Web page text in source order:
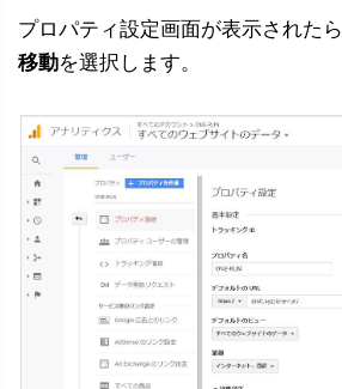
プロパティ設定画面が表示された
移動を選択します。